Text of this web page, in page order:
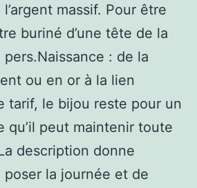
massif. Pour être
buriné d’une tête de la
: de la
ou en or à la lien
tarif, le bijou reste pour un
qu’il peut maintenir toute
description donne
poser la journée et de